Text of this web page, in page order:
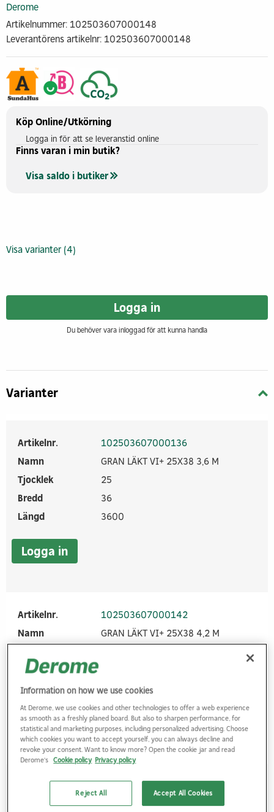
Derome
Artikelnummer: 102503607000148
Leverantörens artikelnr: 102503607000148
Köp Online/Utkörning
Logga in för att se leveranstid online
Finns varan i min butik?
Visa saldo i butiker
Visa varianter (4)
Logga in
Du behöver vara inloggad för att kunna handla
Varianter
Artikelnr.
102503607000136
Namn
GRAN LÄKT VI+ 25X38 3,6 M
Tjocklek
25
Bredd
36
Längd
3600
Logga in
Artikelnr.
102503607000142
Namn
GRAN LÄKT VI+ 25X38 4,2 M
Bredd
Längd
4200
Logga in
GRAN LÄKT VI+ 25X38 4,5 M
Information on how we use cookies
At Derome, we use cookies and other technologies to offer a web experience
as smooth as a freshly planed board. But also to sharpen performance, for
statistical and marketing purposes, including personalized advertising. Choose
which cookies you want to accept yourself, you can always decline and
revoke your consent. Want to know more? Open the cookie jar and read
Derome's Cookie policy Privacy policy
Reject All Accept All Cookies